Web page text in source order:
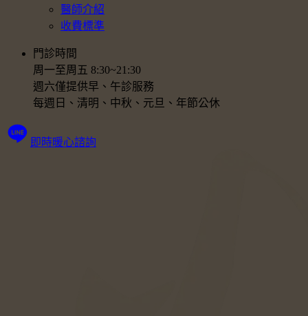
醫師介紹
收費標準
門診時間
周一至周五 8:30~21:30
週六僅提供早、午診服務
每週日、清明、中秋、元旦、年節公休
即時暖心諮詢